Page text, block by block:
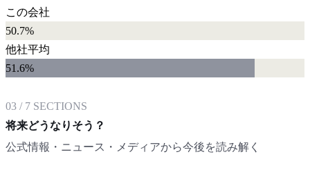
この会社
50.7%
他社平均
51.6%
03 / 7 SECTIONS
将来どうなりそう？
公式情報・ニュース・メディアから今後を読み解く